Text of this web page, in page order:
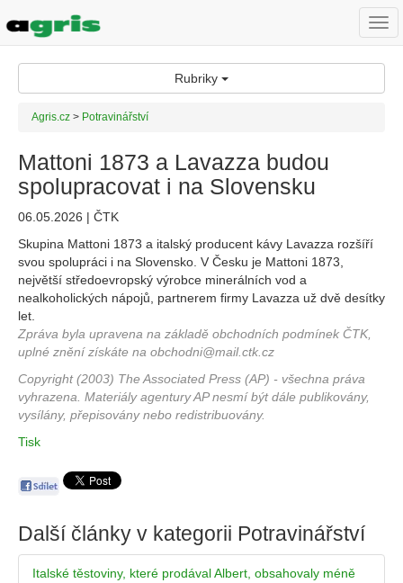
Rubriky
Agris.cz > Potravinářství
Mattoni 1873 a Lavazza budou
spolupracovat i na Slovensku
06.05.2026 | ČTK
Skupina Mattoni 1873 a italský producent kávy Lavazza rozšíří
svou spolupráci i na Slovensko. V Česku je Mattoni 1873,
největší středoevropský výrobce minerálních vod a
nealkoholických nápojů, partnerem firmy Lavazza už dvě desítky
let.
Zpráva byla upravena na základě obchodních podmínek ČTK,
uplné znění získáte na obchodni@mail.ctk.cz
Copyright (2003) The Associated Press (AP) - všechna práva
vyhrazena. Materiály agentury AP nesmí být dále publikovány,
vysílány, přepisovány nebo redistribuovány.
Tisk
Další články v kategorii Potravinářství
Italské těstoviny, které prodával Albert, obsahovaly méně